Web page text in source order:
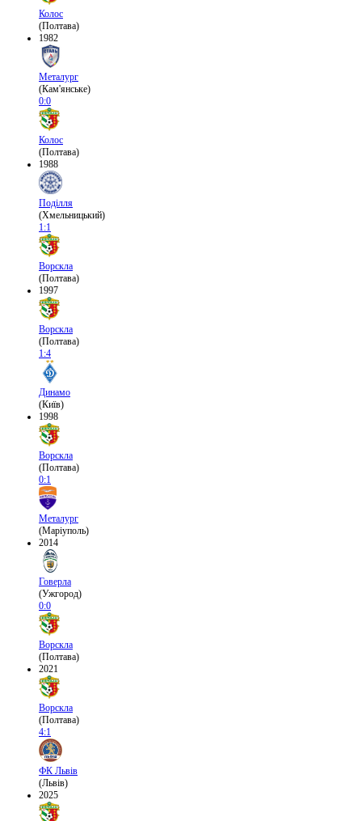
Колос
(Полтава)
1982
Металург
(Кам'янське)
0:0
Колос
(Полтава)
1988
Поділля
(Хмельницький)
1:1
Ворскла
(Полтава)
1997
Ворскла
(Полтава)
1:4
Динамо
(Київ)
1998
Ворскла
(Полтава)
0:1
Металург
(Маріуполь)
2014
Говерла
(Ужгород)
0:0
Ворскла
(Полтава)
2021
Ворскла
(Полтава)
4:1
ФК Львів
(Львів)
2025